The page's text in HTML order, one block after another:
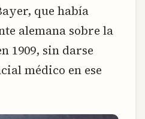
que había
alemana sobre la
1909, sin darse
médico en ese